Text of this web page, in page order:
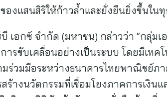
งแสนสิริให้ก้าวล้ำและยั่งยืนยิ่งขึ้นใน
อกซ์ จำกัด (มหาชน) กล่าวว่า “กลุ่มเ
ขับเคลื่อนอย่างเป็นระบบ โดยมีเทคโ
ร่วมมือระหว่างธนาคารไทยพาณิชย์ภ
ร้างนวัตกรรมที่เชื่อมโยงภาคการเงินแ